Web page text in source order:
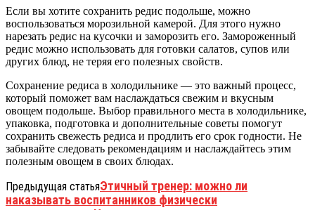
Если вы хотите сохранить редис подольше, можно
воспользоваться морозильной камерой. Для этого нужно
нарезать редис на кусочки и заморозить его. Замороженный
редис можно использовать для готовки салатов, супов или
других блюд, не теряя его полезных свойств.
Сохранение редиса в холодильнике — это важный процесс,
который поможет вам наслаждаться свежим и вкусным
овощем подольше. Выбор правильного места в холодильнике,
упаковка, подготовка и дополнительные советы помогут
сохранить свежесть редиса и продлить его срок годности. Не
забывайте следовать рекомендациям и наслаждайтесь этим
полезным овощем в своих блюдах.
Предыдущая статьяЭтичный тренер: можно ли
наказывать воспитанников физически